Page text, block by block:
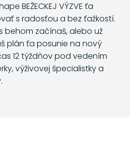
BEŽECKEJ VÝZVE ťa
s radosťou a bez ťažkostí.
behom začínaš, alebo už
plán ťa posunie na nový
12 týždňov pod vedením
výživovej špecialistky a